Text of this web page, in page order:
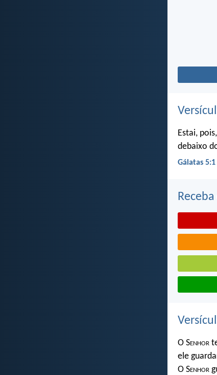
Estai,
debaixo
Gálatas 5:1
O Senhor
ele
O Senhor